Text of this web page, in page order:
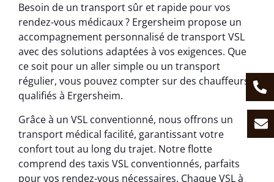
Besoin de un transport sûr et rapide pour vos
rendez-vous médicaux ? Ergersheim propose un
accompagnement personnalisé de transport VSL
avec des solutions adaptées à vos exigences. Que
ce soit pour un aller simple ou un transport
régulier, vous pouvez compter sur des chauffeurs
qualifiés à Ergersheim.
Grâce à un VSL conventionné, nous offrons un
transport médical facilité, garantissant votre
confort tout au long du trajet. Notre flotte
comprend des taxis VSL conventionnés, parfaits
pour vos rendez-vous nécessaires. Chaque VSL à